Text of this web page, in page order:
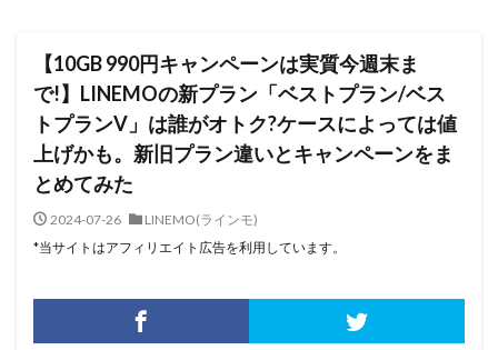
【10GB 990円キャンペーンは実質今週末ま
で!】LINEMOの新プラン「ベストプラン/ベス
トプランV」は誰がオトク?ケースによっては値
上げかも。新旧プラン違いとキャンペーンをま
とめてみた
2024-07-26
LINEMO(ラインモ)
*当サイトはアフィリエイト広告を利用しています。